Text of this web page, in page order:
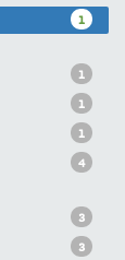
1
1
1
1
4
3
3